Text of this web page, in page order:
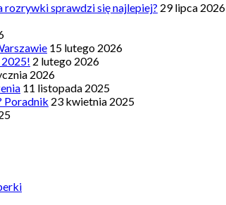
sprawdzi się najlepiej? 29 lipca 2026
15 lutego 2026
2 lutego 2026
2026
11 listopada 2025
Poradnik 23 kwietnia 2025